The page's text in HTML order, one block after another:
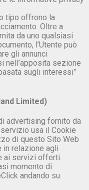
tipo offrono la
Oltre a
da uno qualsiasi
l’Utente può
gli annunci
nell’apposita sezione
sugli interessi”
Limited)
advertising fornito da
usa il Cookie
di questo Sito Web
in relazione agli
ai servizi offerti.
momento di
andando su: